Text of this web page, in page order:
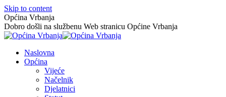
Skip to content
Općina Vrbanja
Dobro došli na službenu Web stranicu Općine Vrbanja
Naslovna
Općina
Vijeće
Načelnik
Djelatnici